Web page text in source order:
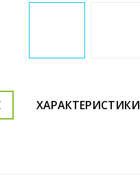
ХАРАКТЕРИСТИКИ